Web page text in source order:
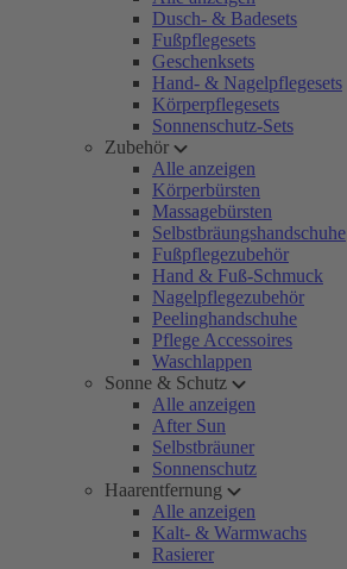
Dusch- & Badesets
Fußpflegesets
Geschenksets
Hand- & Nagelpflegesets
Körperpflegesets
Sonnenschutz-Sets
Zubehör
Alle anzeigen
Körperbürsten
Massagebürsten
Selbstbräungshandschuhe
Fußpflegezubehör
Hand & Fuß-Schmuck
Nagelpflegezubehör
Peelinghandschuhe
Pflege Accessoires
Waschlappen
Sonne & Schutz
Alle anzeigen
After Sun
Selbstbräuner
Sonnenschutz
Haarentfernung
Alle anzeigen
Kalt- & Warmwachs
Rasierer